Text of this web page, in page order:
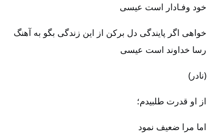
خود وفـادار است عیسی‌
خواهی اگر پایندگی دل برکن از این زندگی بگو به آهنگ
رسا خداوند است عیسی‌
(نادر)
از او قدرت طلبیدم‌؛
اما مرا ضعیف نمود